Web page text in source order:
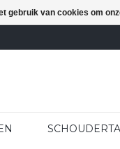
gebruik van cookies om